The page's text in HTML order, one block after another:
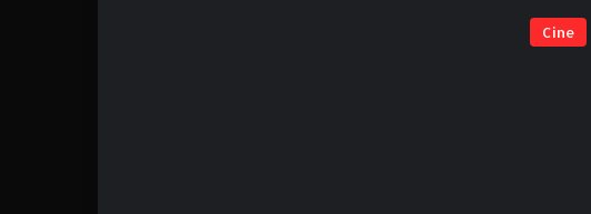
Cine